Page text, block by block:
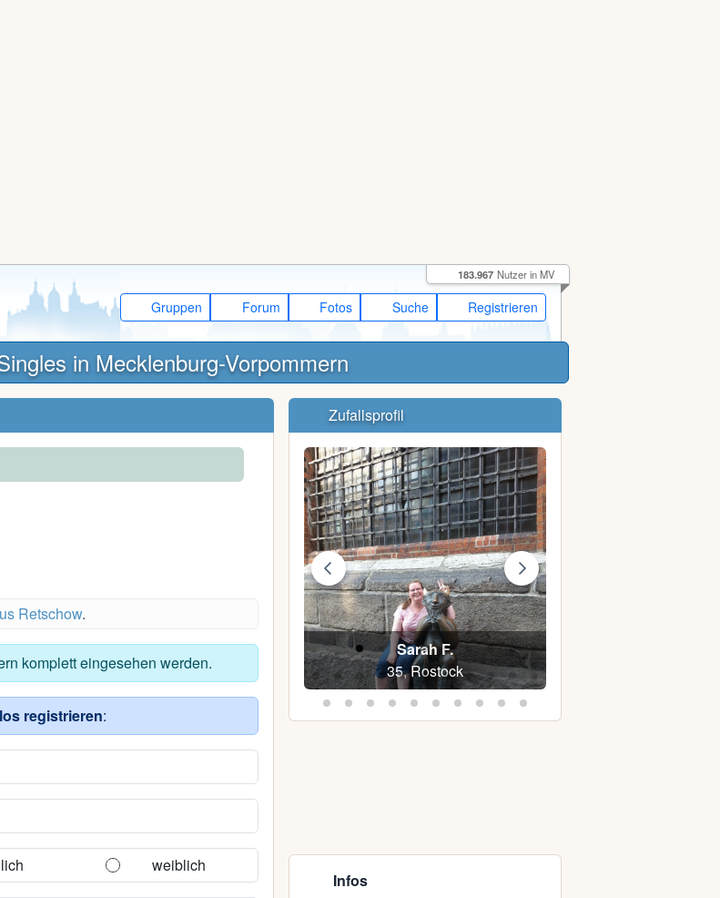
Gruppen Forum Fotos Suche Registrieren
183.967 Nutzer in MV
in Mecklenburg-Vorpommern
Retschow.
komplett eingesehen werden.
registrieren:
weiblich
Zufallsprofil
Sarah F.
35, Rostock
Robert K.
45, Rankwitz
Infos